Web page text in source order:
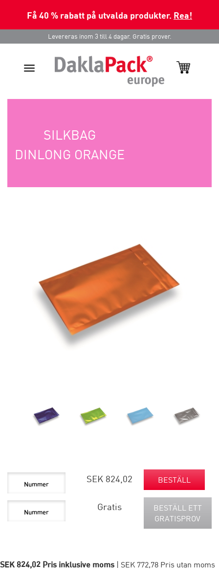
Få 40 % rabatt på utvalda produkter. Rea!
Levereras inom 3 till 4 dagar. Gratis prover.
Toggle
SILKBAG
DINLONG ORANGE
SEK 824,02 BESTÄLL
Gratis
BESTÄLL ETT
GRATISPROV
SEK 824,02 Pris inklusive moms | SEK 772,78 Pris utan moms